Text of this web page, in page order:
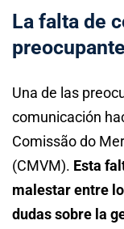
La falta de
preocupante
Una de las
comunicación
Comissão do
(CMVM). Esta
malestar entre
dudas sobre la